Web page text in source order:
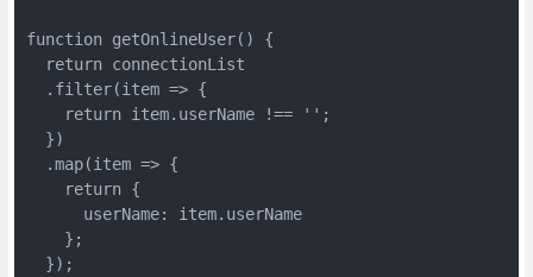
function getOnlineUser() {
  return connectionList
  .filter(item => {
    return item.userName !== '';
  })
  .map(item => {
    return {
      userName: item.userName
    };
  });